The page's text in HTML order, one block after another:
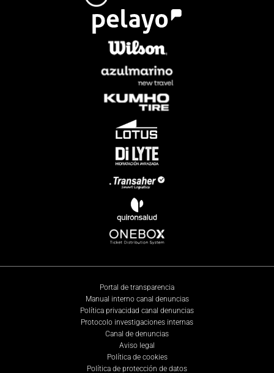
Portal de transparencia
Manual interno canal denuncias
Política privacidad canal denuncias
Protocolo investigaciones internas
Canal de denuncias
Aviso legal
Política de cookies
Política de protección de datos